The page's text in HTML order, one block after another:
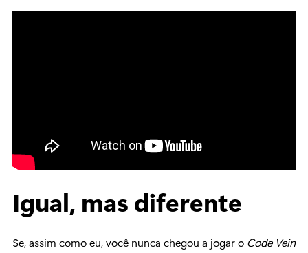
Igual, mas diferente
Se, assim como eu, você nunca chegou a jogar o Code Vein